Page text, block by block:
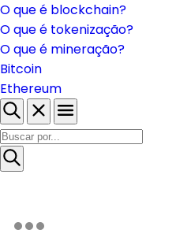
O que é blockchain?
O que é tokenização?
O que é mineração?
Bitcoin
Ethereum